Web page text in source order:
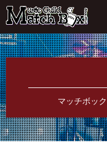
マッチボッ